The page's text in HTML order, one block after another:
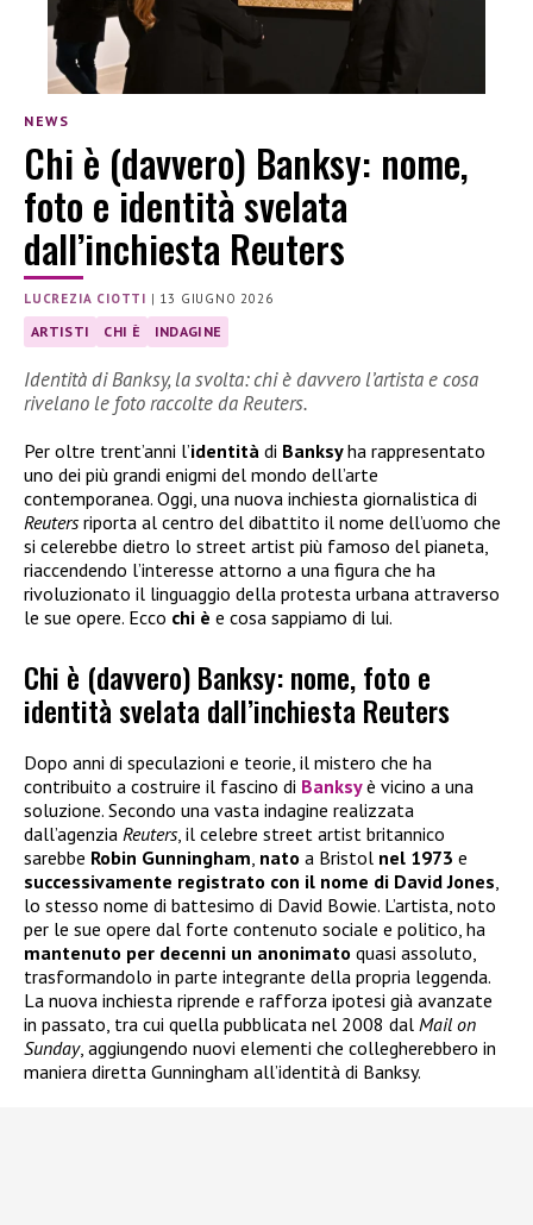
NEWS
Chi è (davvero) Banksy: nome,
foto e identità svelata
dall’inchiesta Reuters
LUCREZIA CIOTTI | 13 GIUGNO 2026
ARTISTI CHI È INDAGINE
Identità di Banksy, la svolta: chi è davvero l’artista e cosa
rivelano le foto raccolte da Reuters.
Per oltre trent’anni l’identità di Banksyha rappresentato
uno dei più grandi enigmi del mondo dell’arte
contemporanea. Oggi, una nuova inchiesta giornalistica di
Reutersriporta al centro del dibattito il nome dell’uomo che
si celerebbe dietro lo street artist più famoso del pianeta,
riaccendendo l’interesse attorno a una figura che ha
rivoluzionato il linguaggio della protesta urbana attraverso
le sue opere. Ecco chi è e cosa sappiamo di lui.
Chi è (davvero) Banksy: nome, foto e
identità svelata dall’inchiesta Reuters
Dopo anni di speculazioni e teorie, il mistero che ha
contribuito a costruire il fascino di Banksyè vicino a una
soluzione. Secondo una vasta indagine realizzata
dall’agenzia Reuters, il celebre street artist britannico
sarebbe Robin Gunningham, nato a Bristol nel 1973 e
successivamente registrato con il nome di David Jones,
lo stesso nome di battesimo di David Bowie. L’artista, noto
per le sue opere dal forte contenuto sociale e politico, ha
mantenuto per decenni un anonimato quasi assoluto,
trasformandolo in parte integrante della propria leggenda.
La nuova inchiesta riprende e rafforza ipotesi già avanzate
in passato, tra cui quella pubblicata nel 2008 dal Mail on
Sunday, aggiungendo nuovi elementi che collegherebbero in
maniera diretta Gunningham all’identità di Banksy.